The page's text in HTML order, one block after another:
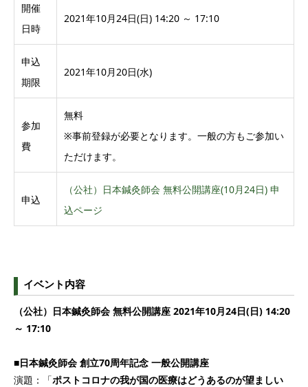
開催
日時
2021年10月24日(日) 14:20 ～ 17:10
申込
期限
2021年10月20日(水)
参加
費
無料
※事前登録が必要となります。一般の方もご参加い
ただけます。
申込
（公社）日本鍼灸師会 無料公開講座(10月24日) 申
込ページ
イベント内容
（公社）日本鍼灸師会 無料公開講座 2021年10月24日(日) 14:20
～ 17:10
■日本鍼灸師会 創立70周年記念 一般公開講座
演題：「ポストコロナの我が国の医療はどうあるのが望ましい